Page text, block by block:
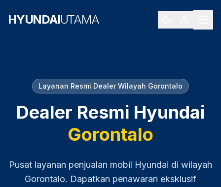
HYUNDAIUTAMA
Layanan Resmi Dealer Wilayah Gorontalo
Dealer Resmi Hyundai
Gorontalo
Pusat layanan penjualan mobil Hyundai di wilayah
Gorontalo. Dapatkan penawaran eksklusif